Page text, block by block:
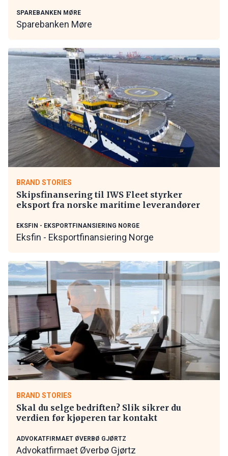
SPAREBANKEN MØRE
Sparebanken Møre
BRAND STORIES
Skipsfinansering til IWS Fleet styrker
eksport fra norske maritime leverandører
EKSFIN - EKSPORTFINANSIERING NORGE
Eksfin - Eksportfinansiering Norge
BRAND STORIES
Skal du selge bedriften? Slik sikrer du
verdien før kjøperen tar kontakt
ADVOKATFIRMAET ØVERBØ GJØRTZ
Advokatfirmaet Øverbø Gjørtz